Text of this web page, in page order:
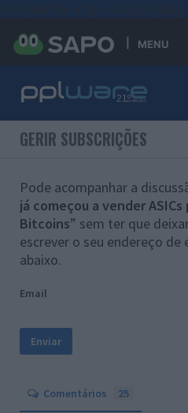
MENU
GERIR SUBSCRIÇÕES
Pode acompanhar a
já começou a vender
Bitcoins” sem ter que
escrever o seu endereço
abaixo.
Email
Comentários 25